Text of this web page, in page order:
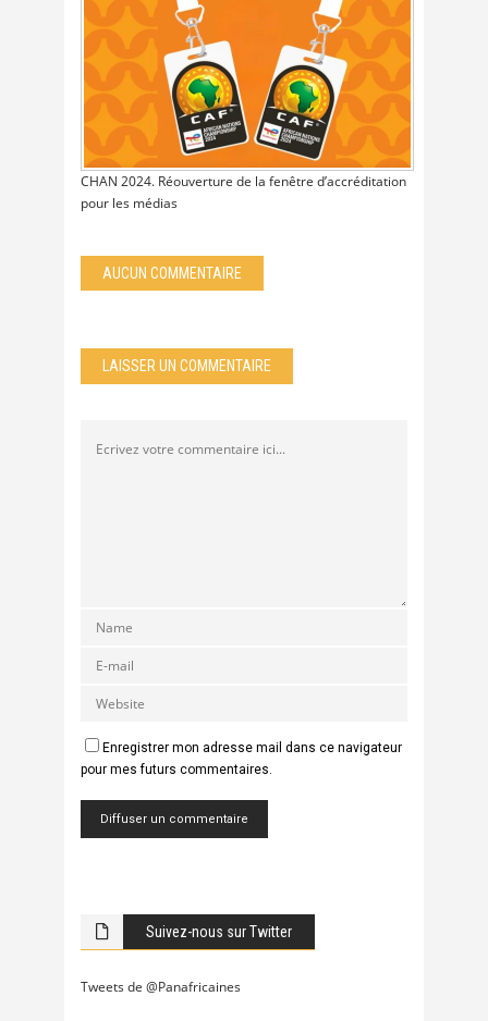
CHAN 2024. Réouverture de la fenêtre d’accréditation
pour les médias
AUCUN COMMENTAIRE
LAISSER UN COMMENTAIRE
Enregistrer mon adresse mail dans ce navigateur
pour mes futurs commentaires.
Suivez-nous sur Twitter
Tweets de @Panafricaines